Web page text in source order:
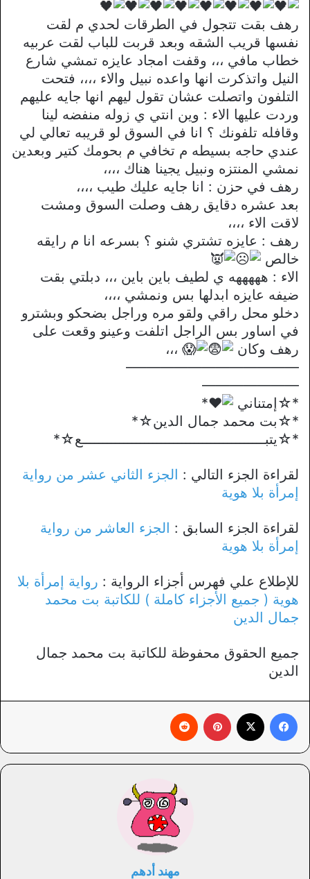
رهف بقت تتجول في الطرقات لحدي م لقت
نفسها قريب الشقه وبعد قربت للباب لقت عربيه
خطاب مافي ،،، وقفت امجاد عايزه تمشي شارع
النيل واتذكرت انها واعده نبيل والاء ،،،، فتحت
التلفون واتصلت عشان تقول ليهم انها جايه عليهم
وردت عليها الاء : وين انتي ي زوله منفضه لينا
وقافله تلفونك ؟ انا في السوق لو قريبه تعالي لي
عندي حاجه بسيطه م تخافي م بحومك كتير وبعدين
نمشي المنتزه ونبيل يجينا هناك ،،،،
رهف في حزن : انا جايه عليك طيب ،،،،
بعد عشره دقايق رهف وصلت السوق ومشت
لاقت الاء ،،،،
رهف : عايزه تشتري شنو ؟ بسرعه انا م رايقه
خالص
الاء : هههههه ي لطيف باين باين ،،، دبلتي بقت
ضيفه عايزه ابدلها بس ونمشي ،،،،
دخلو محل راقي ولقو مره وراجل بضحكو وبشترو
في اساور بس الراجل اتلفت وعينو وقعت على
رهف وكان
،،،
————————————–
———————
*☆إمتناني
*
*☆بت محمد جمال الدين☆*
*☆يتبــــــــــــــــــــــــــــــــــــــــــــع☆*
لقراءة الجزء التالي : الجزء الثاني عشر من رواية
إمرأة بلا هوية
لقراءة الجزء السابق : الجزء العاشر من رواية
إمرأة بلا هوية
للإطلاع علي فهرس أجزاء الرواية : رواية إمرأة بلا
هوية ( جميع الأجزاء كاملة ) للكاتبة بت محمد
جمال الدين
جميع الحقوق محفوظة للكاتبة بت محمد جمال
الدين
مهند أدهم